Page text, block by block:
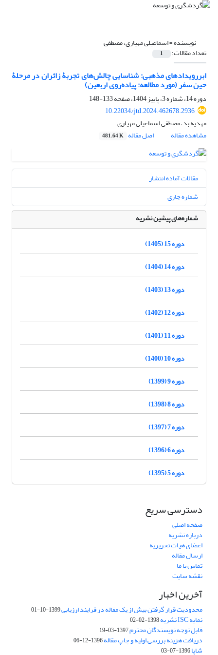
نویسنده =اسماعیلی مهیاری، مصطفی
تعداد مقالات: 1
ابررویدادهای مذهبی: شناسایی چالش‌های تجربۀ زائران در مرحلۀ
حین سفر (مورد مطالعه: پیاده‌روی اربعین)
دوره 14، شماره 3، پاییز 1404، صفحه
133-148
10.22034/jtd.2024.462678.2936
مهدیه بد، مصطفی اسماعیلی مهیاری
مشاهده مقاله
اصل مقاله 481.64 K
مقالات آماده انتشار
شماره جاری
شماره‌های پیشین نشریه
دوره 15 (1405)
دوره 14 (1404)
دوره 13 (1403)
دوره 12 (1402)
دوره 11 (1401)
دوره 10 (1400)
دوره 9 (1399)
دوره 8 (1398)
دوره 7 (1397)
دوره 6 (1396)
دوره 5 (1395)
دسترسی سریع
صفحه اصلی
درباره نشریه
اعضای هیات تحریریه
ارسال مقاله
تماس با ما
نقشه سایت
آخرین اخبار
محدودیت قرار گرفتن بیش از یک مقاله در فرایند ارزیابی1399-10-01
نمایه ISC نشریه 1398-02-02
قابل توجه نویسندگان محترم1397-03-19
دریافت هزینه بررسی اولیه و چاپ مقاله1396-12-06
شاپا1396-07-03